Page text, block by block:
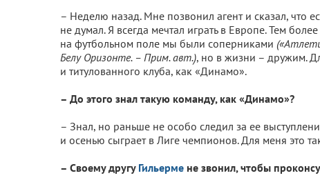
– Неделю назад. Мне позвонил агент и сказал, что
не думал. Я всегда мечтал играть в Европе. Тем
на футбольном поле мы были соперниками
Белу Оризонте. – Прим. авт.), но в жизни – дружим.
и титулованного клуба, как «Динамо».
– До этого знал такую команду, как «Динамо»?
– Знал, но раньше не особо следил за ее
и осенью сыграет в Лиге чемпионов. Для меня это
– Своему другу Гильерме не звонил, чтобы